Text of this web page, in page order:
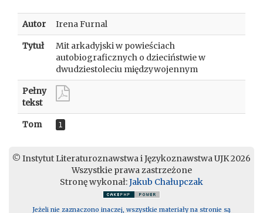
Autor Irena Furnal
Tytuł
Mit arkadyjski w powieściach
autobiograficznych o dzieciństwie w
dwudziestoleciu międzywojennym
Pełny
tekst
Tom 1
© Instytut Literaturoznawstwa i Językoznawstwa UJK 2026
Wszystkie prawa zastrzeżone
Stronę wykonał:Jakub Chałupczak
Jeżeli nie zaznaczono inaczej, wszystkie materiały na stronie są